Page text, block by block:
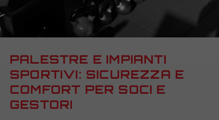
PALESTRE E IMPIANTI
SPORTIVI: SICUREZZA E
COMFORT PER SOCI E
GESTORI